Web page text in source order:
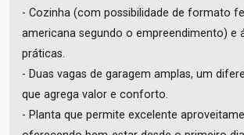
- Cozinha (com possibilidade de formato
americana segundo o empreendimento) e
práticas.
- Duas vagas de garagem amplas, um
que agrega valor e conforto.
- Planta que permite excelente